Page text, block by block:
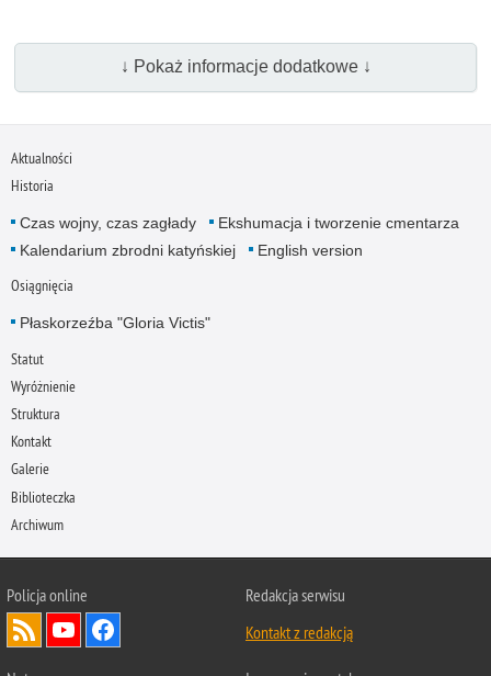
↓ Pokaż informacje dodatkowe ↓
Aktualności
Historia
Czas wojny, czas zagłady
Ekshumacja i tworzenie cmentarza
Kalendarium zbrodni katyńskiej
English version
Osiągnięcia
Płaskorzeźba "Gloria Victis"
Statut
Wyróżnienie
Struktura
Kontakt
Galerie
Biblioteczka
Archiwum
Policja online
Redakcja serwisu
Kontakt z redakcją